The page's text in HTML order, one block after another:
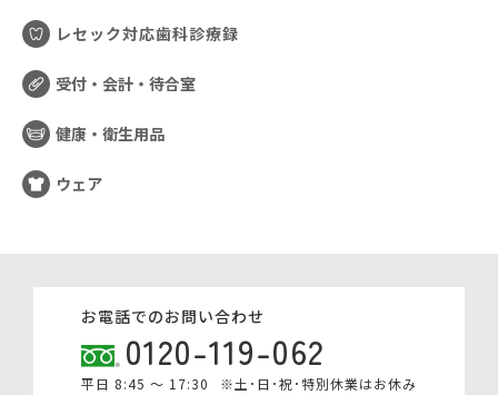
レセック対応歯科診療録
受付・会計・待合室
健康・衛生用品
ウェア
お電話でのお問い合わせ
0120-119-062
平日 8:45 ～ 17:30 ※土･日･祝･特別休業はお休み